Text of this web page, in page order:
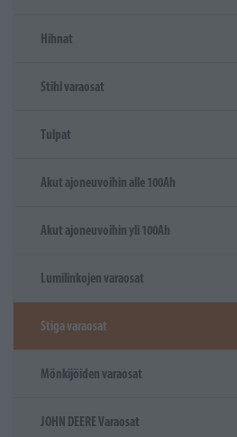
Hihnat
Stihl varaosat
Tulpat
Akut ajoneuvoihin alle 100Ah
Akut ajoneuvoihin yli 100Ah
Lumilinkojen varaosat
Stiga varaosat
Mönkijöiden varaosat
JOHN DEERE Varaosat